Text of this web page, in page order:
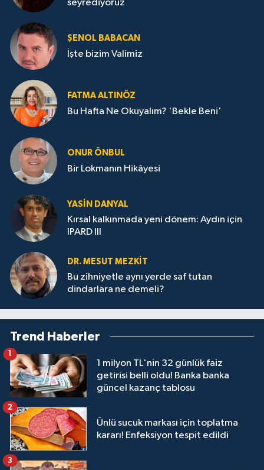
seyrediyoruz
ŞENOL BABACAN
İşte bizim Valimiz
FATMA ALTINÖZ
Bu Hafta Ne Okuyalım? 'Bekle Beni'
ONUR ÖNBUL
Bir Lokmanın Hikâyesi
YASIN DANYAL
Kırsal kalkınmada yeni dönem: Aydın için
IPARD III
DR. MESUT MEZKIT
Bu zihniyetle aynı yerde saf tutan
dindarlara ne demeli?
Trend Haberler
1 milyon TL'nin 32 günlük faiz
getirisi belli oldu! Banka banka
güncel kazanç tablosu
1
Ünlü sucuk markası için toplatma
kararı! Enfeksiyon tespit edildi
2
3